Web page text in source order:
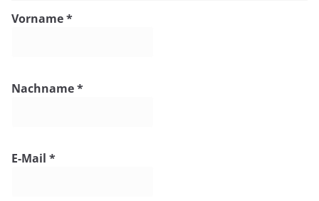
Vorname*
Nachname*
E-Mail *